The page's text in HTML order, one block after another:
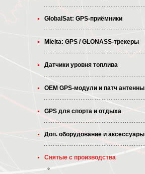
GlobalSat: GPS-приёмники
Mielta: GPS / GLONASS-трекеры
Датчики уровня топлива
OEM GPS-модули и патч антенны
GPS для спорта и отдыха
Доп. оборудование и аксессуары
Снятые с производства